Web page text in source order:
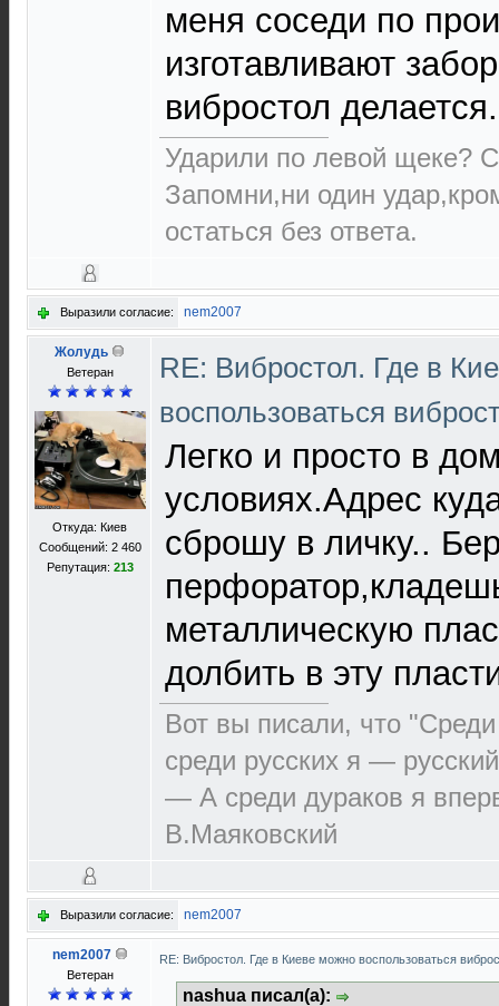
меня соседи по
изготавливают
вибростол делается.
Ударили по левой щеке?
Запомни,ни один
остаться без ответа.
Выразили согласие: nem2007
Жолудь
Ветеран
Откуда: Киев
Сообщений: 2 460
Репутация: 213
RE: Вибростол. Где в
воспользоваться
Легко и просто в
условиях.Адрес
сброшу в личку..
металлическую
долбить в эту
Вот вы писали, что
среди русских я —
— А среди дураков я
В.Маяковский
Выразили согласие: nem2007
nem2007
Ветеран
RE: Вибростол. Где в Киеве можно воспользоваться
nashua писал(а):